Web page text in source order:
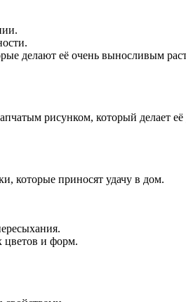
делают её очень выносливым
рисунком, который делает
которые приносят удачу в дом.
цветов и форм.